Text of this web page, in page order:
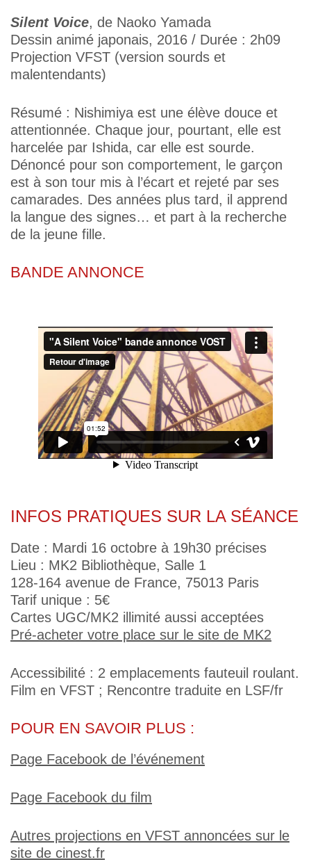
Silent Voice, de Naoko Yamada
Dessin animé japonais, 2016 / Durée : 2h09
Projection VFST (version sourds et
malentendants)
Résumé : Nishimiya est une élève douce et
attentionnée. Chaque jour, pourtant, elle est
harcelée par Ishida, car elle est sourde.
Dénoncé pour son comportement, le garçon
est à son tour mis à l’écart et rejeté par ses
camarades. Des années plus tard, il apprend
la langue des signes… et part à la recherche
de la jeune fille.
BANDE ANNONCE
INFOS PRATIQUES SUR LA SÉANCE
Date : Mardi 16 octobre à 19h30 précises
Lieu : MK2 Bibliothèque, Salle 1
128-164 avenue de France, 75013 Paris
Tarif unique : 5€
Cartes UGC/MK2 illimité aussi acceptées
Pré-acheter votre place sur le site de MK2
Accessibilité : 2 emplacements fauteuil roulant.
Film en VFST ; Rencontre traduite en LSF/fr
POUR EN SAVOIR PLUS :
Page Facebook de l’événement
Page Facebook du film
Autres projections en VFST annoncées sur le
site de cinest.fr